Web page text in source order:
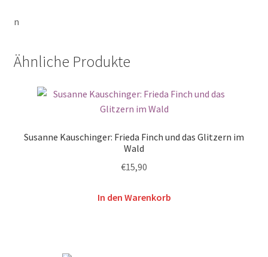
n
Ähnliche Produkte
Susanne Kauschinger: Frieda Finch und das Glitzern im
Wald
€15,90
In den Warenkorb